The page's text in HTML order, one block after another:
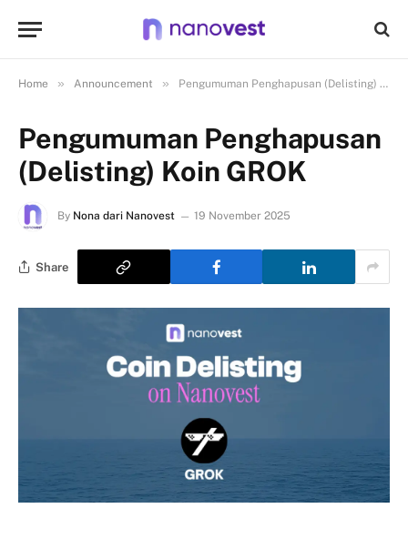
Home » Announcement » Pengumuman Penghapusan (Delisting) Koin GROK
Pengumuman Penghapusan
(Delisting) Koin GROK
By Nona dari Nanovest 19 November 2025
Share